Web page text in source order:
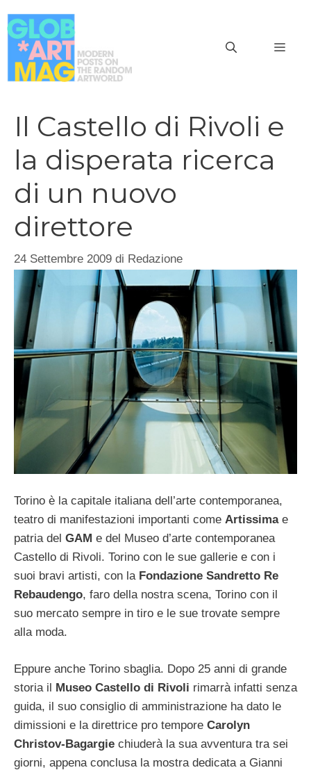
al
contenuto
Il Castello di Rivoli e
la disperata ricerca
di un nuovo
direttore
24 Settembre 2009 di Redazione
Torino è la capitale italiana dell’arte contemporanea,
teatro di manifestazioni importanti come Artissima e
patria del GAM e del Museo d’arte contemporanea
Castello di Rivoli. Torino con le sue gallerie e con i
suoi bravi artisti, con la Fondazione Sandretto Re
Rebaudengo, faro della nostra scena, Torino con il
suo mercato sempre in tiro e le sue trovate sempre
alla moda.
Eppure anche Torino sbaglia. Dopo 25 anni di grande
storia il Museo Castello di Rivoli rimarrà infatti senza
guida, il suo consiglio di amministrazione ha dato le
dimissioni e la direttrice pro tempore Carolyn
Christov-Bagargie chiuderà la sua avventura tra sei
giorni, appena conclusa la mostra dedicata a Gianni